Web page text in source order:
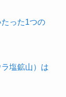
った1つの
塩鉱山）は